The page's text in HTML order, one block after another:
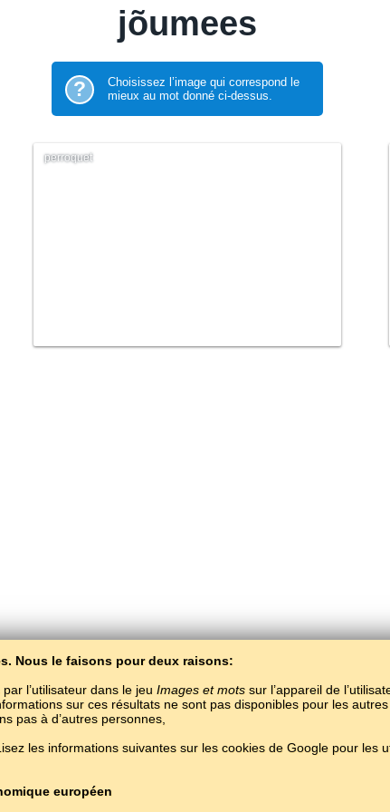
Nous le faisons pour deux raisons:
l’utilisateur dans le jeu Images et mots sur l’appareil de
sur ces résultats ne sont pas disponibles pour les
pas à d’autres personnes,
les informations suivantes sur les cookies de Google pour les
européen
jõumees
?
Choisissez l’image qui correspond le
mieux au mot donné ci-dessus.
perroquet
le estonien gratuitement. Jouer et apprendre des mots estoniens en